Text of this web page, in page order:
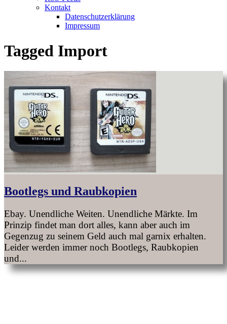
Kontakt
Datenschutzerklärung
Impressum
Tagged Import
Bootlegs und Raubkopien
Ebay. Unendliche Weiten. Unendliche Märkte. Im
Prinzip findet man dort alles, kann aber auch im
Gegenzug zu seinem Geld auch mal garnix erhalten.
Leider werden immer noch Bootlegs, Raubkopien
und...